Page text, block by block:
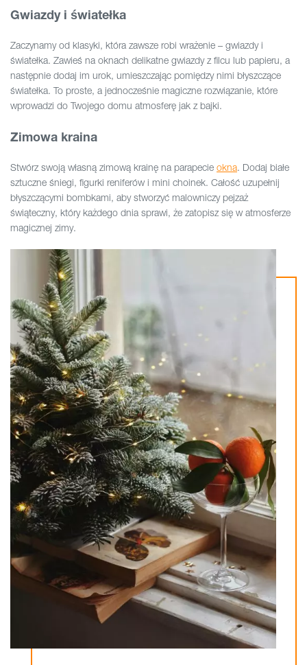
Gwiazdy i światełka
Zaczynamy od klasyki, która zawsze robi wrażenie – gwiazdy i
światełka. Zawieś na oknach delikatne gwiazdy z filcu lub papieru, a
następnie dodaj im urok, umieszczając pomiędzy nimi błyszczące
światełka. To proste, a jednocześnie magiczne rozwiązanie, które
wprowadzi do Twojego domu atmosferę jak z bajki.
Zimowa kraina
Stwórz swoją własną zimową krainę na parapecie okna. Dodaj białe
sztuczne śniegi, figurki reniferów i mini choinek. Całość uzupełnij
błyszczącymi bombkami, aby stworzyć malowniczy pejzaż
świąteczny, który każdego dnia sprawi, że zatopisz się w atmosferze
magicznej zimy.